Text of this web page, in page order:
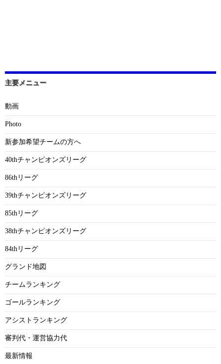
主要メニュー
動画
Photo
新参加希望チームの方へ
40thチャンピオンズリーグ
86thリーグ
39thチャンピオンズリーグ
85thリーグ
38thチャンピオンズリーグ
84thリーグ
グランド地図
チームランキング
ゴールランキング
アシストランキング
審判代・運営協力代
最新情報